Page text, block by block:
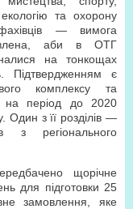
та охорону
— вимога
аби в ОТГ
на тонкощах
Підтвердженням є
комплексу та
на період до 2020
Один з її розділів —
з регіонального
щорічне
для підготовки 25
замовлення, яке